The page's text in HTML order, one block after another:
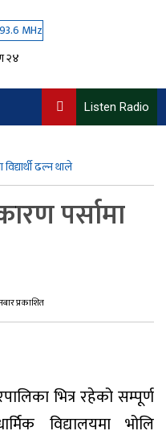
२४
Listen Radio
ढल्न थाले
पर्सामा
प्रकाशित
भित्र रहेको सम्पूर्ण
विद्यालयमा भोलि